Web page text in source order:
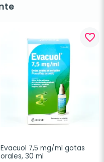
favorite_border
Evacuol 7,5 mg/ml gotas
orales, 30 ml